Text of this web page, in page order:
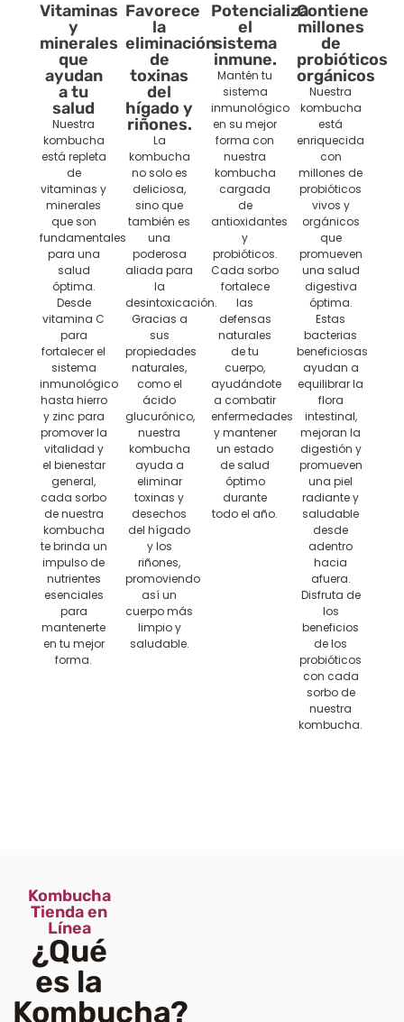
Vitaminas
y
minerales
que
ayudan
a tu
salud
Nuestra
kombucha
está repleta
de
vitaminas y
minerales
que son
fundamentales
para una
salud
óptima.
Desde
vitamina C
para
fortalecer el
sistema
inmunológico
hasta hierro
y zinc para
promover la
vitalidad y
el bienestar
general,
cada sorbo
de nuestra
kombucha
te brinda un
impulso de
nutrientes
esenciales
para
mantenerte
en tu mejor
forma.
Favorece
la
eliminación
de
toxinas
del
hígado y
riñones.
La
kombucha
no solo es
deliciosa,
sino que
también es
una
poderosa
aliada para
la
desintoxicación.
Gracias a
sus
propiedades
naturales,
como el
ácido
glucurónico,
nuestra
kombucha
ayuda a
eliminar
toxinas y
desechos
del hígado
y los
riñones,
promoviendo
así un
cuerpo más
limpio y
saludable.
Potencializa
el
sistema
inmune.
Mantén tu
sistema
inmunológico
en su mejor
forma con
nuestra
kombucha
cargada
de
antioxidantes
y
probióticos.
Cada sorbo
fortalece
las
defensas
naturales
de tu
cuerpo,
ayudándote
a combatir
enfermedades
y mantener
un estado
de salud
óptimo
durante
todo el año.
Contiene
millones
de
probióticos
orgánicos
Nuestra
kombucha
está
enriquecida
con
millones de
probióticos
vivos y
orgánicos
que
promueven
una salud
digestiva
óptima.
Estas
bacterias
beneficiosas
ayudan a
equilibrar la
flora
intestinal,
mejoran la
digestión y
promueven
una piel
radiante y
saludable
desde
adentro
hacia
afuera.
Disfruta de
los
beneficios
de los
probióticos
con cada
sorbo de
nuestra
kombucha.
Kombucha
Tienda en
Línea
¿Qué
es la
Kombucha?